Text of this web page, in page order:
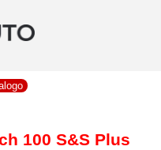
100 S&S Plus